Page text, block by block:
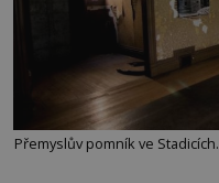
Přemyslův pomník ve